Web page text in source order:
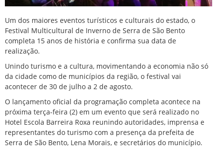
Um dos maiores eventos turísticos e culturais do estado, o
Festival Multicultural de Inverno de Serra de São Bento
completa 15 anos de história e confirma sua data de
realização.
Unindo turismo e a cultura, movimentando a economia não só
da cidade como de municípios da região, o festival vai
acontecer de 30 de julho a 2 de agosto.
O lançamento oficial da programação completa acontece na
próxima terça-feira (2) em um evento que será realizado no
Hotel Escola Barreira Roxa reunindo autoridades, imprensa e
representantes do turismo com a presença da prefeita de
Serra de São Bento, Lena Morais, e secretários do município.